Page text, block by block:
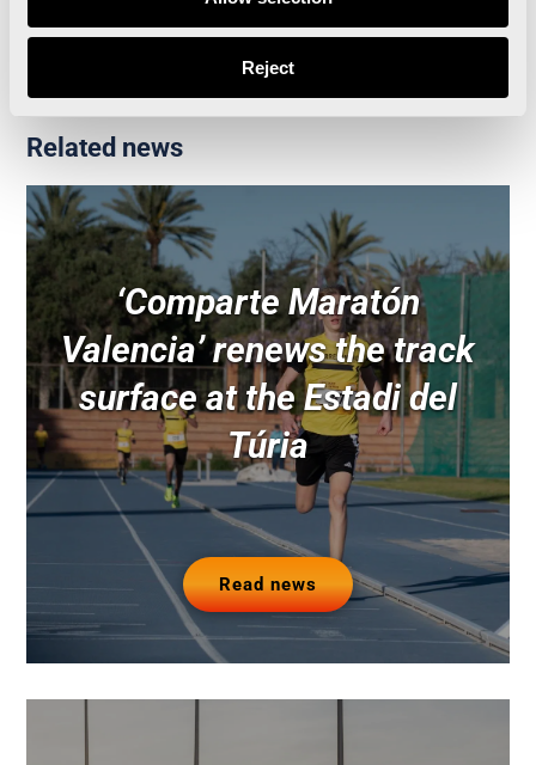
Reject
Alfondo marathon and half-marathon
Related news
‘Comparte Maratón
Valencia’ renews the track
surface at the Estadi del
Túria
Read news